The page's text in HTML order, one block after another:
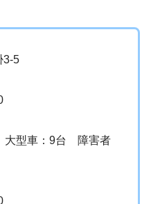
3-5
大型車：9台 障害者